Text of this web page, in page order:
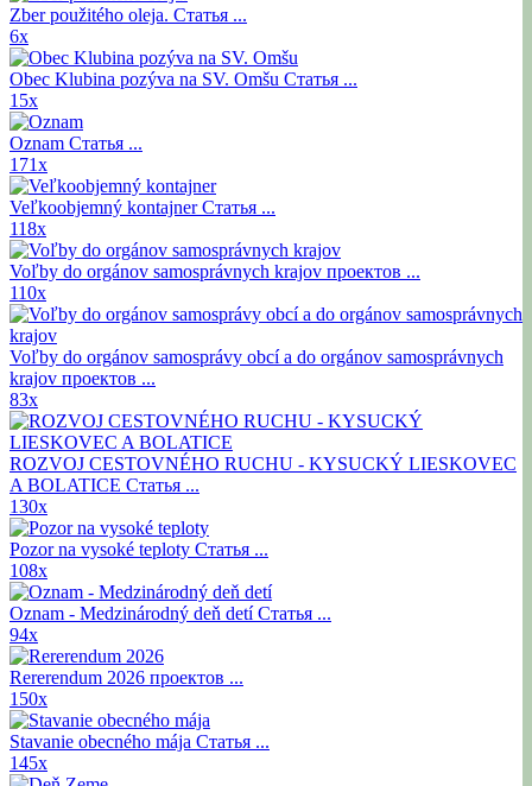
Zber použitého oleja. Статья ...
6x
Obec Klubina pozýva na SV. Omšu Статья ...
15x
Oznam Статья ...
171x
Veľkoobjemný kontajnerСтатья ...
118x
Voľby do orgánov samosprávnych krajov проектов ...
110x
Voľby do orgánov samosprávy obcí a do orgánov samosprávnych
krajov проектов ...
83x
ROZVOJ CESTOVNÉHO RUCHU - KYSUCKÝ LIESKOVEC
A BOLATICE Статья ...
130x
Pozor na vysoké teploty Статья ...
108x
Oznam - Medzinárodný deň detíСтатья ...
94x
Rererendum 2026 проектов ...
150x
Stavanie obecného mája Статья ...
145x